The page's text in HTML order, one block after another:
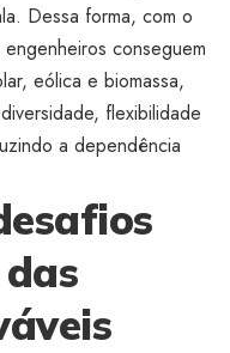
Dessa forma, com o
conseguem
eólica e biomassa,
flexibilidade
a dependência